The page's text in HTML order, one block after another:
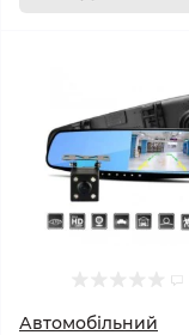
Автомобільний